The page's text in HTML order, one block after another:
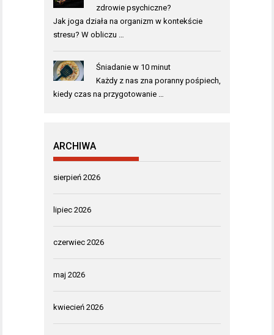
zdrowie psychiczne?
Jak joga działa na organizm w kontekście
stresu? W obliczu …
Śniadanie w 10 minut
Każdy z nas zna poranny pośpiech,
kiedy czas na przygotowanie …
ARCHIWA
sierpień 2026
lipiec 2026
czerwiec 2026
maj 2026
kwiecień 2026